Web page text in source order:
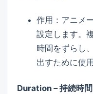
作用：アニメ
設定します。
時間をずらし
出すために使
Duration – 持続時間